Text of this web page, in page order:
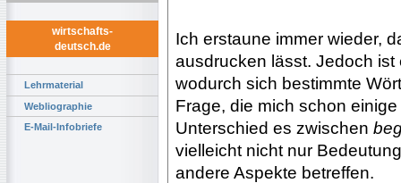
wirtschafts-
deutsch.de
Lehrmaterial
Webliographie
E-Mail-Infobriefe
Ich erstaune immer wieder,
ausdrucken lässt. Jedoch
wodurch sich bestimmte
Frage, die mich schon
Unterschied es zwischen
vielleicht nicht nur
andere Aspekte betreffen.